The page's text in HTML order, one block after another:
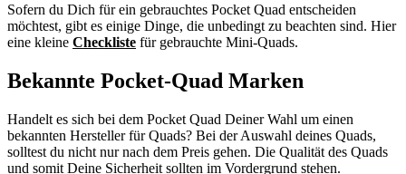
Sofern du Dich für ein gebrauchtes Pocket Quad entscheiden
möchtest, gibt es einige Dinge, die unbedingt zu beachten sind. Hier
eine kleine Checkliste für gebrauchte Mini-Quads.
Bekannte Pocket-Quad Marken
Handelt es sich bei dem Pocket Quad Deiner Wahl um einen
bekannten Hersteller für Quads? Bei der Auswahl deines Quads,
solltest du nicht nur nach dem Preis gehen. Die Qualität des Quads
und somit Deine Sicherheit sollten im Vordergrund stehen.